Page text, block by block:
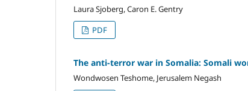
Laura Sjoberg, Caron E. Gentry
PDF
The anti-terror war in Somalia: Somali
Wondwosen Teshome, Jerusalem Negash